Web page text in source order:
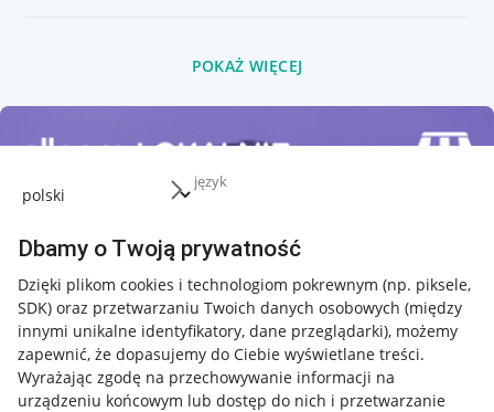
język
Dbamy o Twoją prywatność
Dzięki plikom cookies i technologiom pokrewnym (np. piksele,
SDK) oraz przetwarzaniu Twoich danych osobowych (między
innymi unikalne identyfikatory, dane przeglądarki), możemy
zapewnić, że dopasujemy do Ciebie wyświetlane treści.
Wyrażając zgodę na przechowywanie informacji na
urządzeniu końcowym lub dostęp do nich i przetwarzanie
POKAŻ WIĘCEJ